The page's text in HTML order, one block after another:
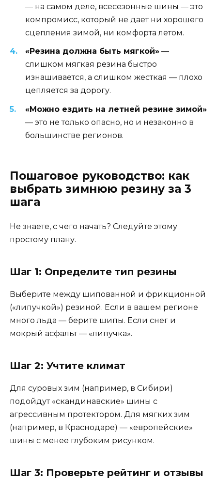
— на самом деле, всесезонные шины — это
компромисс, который не дает ни хорошего
сцепления зимой, ни комфорта летом.
«Резина должна быть мягкой» —
слишком мягкая резина быстро
изнашивается, а слишком жесткая — плохо
цепляется за дорогу.
«Можно ездить на летней резине зимой»
— это не только опасно, но и незаконно в
большинстве регионов.
Пошаговое руководство: как
выбрать зимнюю резину за 3
шага
Не знаете, с чего начать? Следуйте этому
простому плану.
Шаг 1: Определите тип резины
Выберите между шипованной и фрикционной
(«липучкой») резиной. Если в вашем регионе
много льда — берите шипы. Если снег и
мокрый асфальт — «липучка».
Шаг 2: Учтите климат
Для суровых зим (например, в Сибири)
подойдут «скандинавские» шины с
агрессивным протектором. Для мягких зим
(например, в Краснодаре) — «европейские»
шины с менее глубоким рисунком.
Шаг 3: Проверьте рейтинг и отзывы